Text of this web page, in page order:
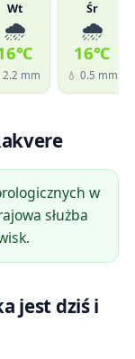
Wt
🌧️
2.2 mm
Śr
🌧️
16℃
💧 0.5 mm
w
służba
jest dziś i